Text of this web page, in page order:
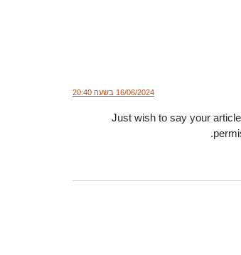
16/06/2024 בשעה 20:40
Just wish to say your